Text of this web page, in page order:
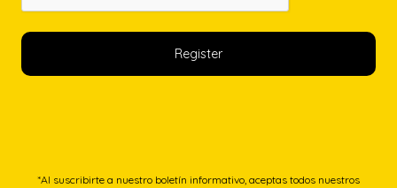
*Al suscribirte a nuestro boletín informativo, aceptas todos nuestros